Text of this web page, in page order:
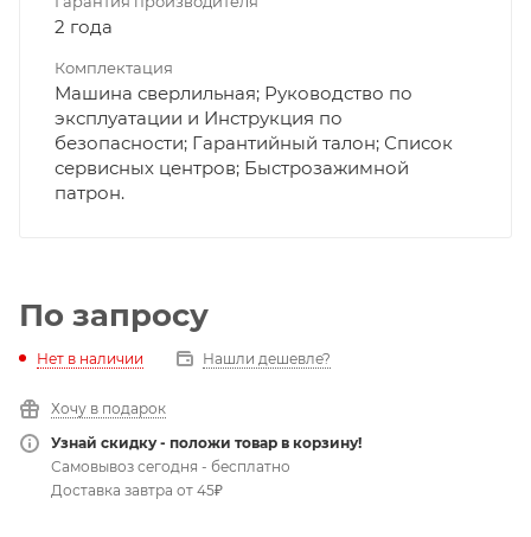
2 года
Комплектация
Машина сверлильная; Руководство по
эксплуатации и Инструкция по
безопасности; Гарантийный талон; Список
сервисных центров; Быстрозажимной
патрон.
По запросу
Нет в наличии Нашли дешевле?
Хочу в подарок
Узнай скидку - положи товар в корзину!
Самовывоз сегодня - бесплатно
Доставка завтра от 45₽